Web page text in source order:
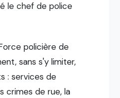
le chef de police
policière de
sans s'y limiter,
: services de
crimes de rue, la